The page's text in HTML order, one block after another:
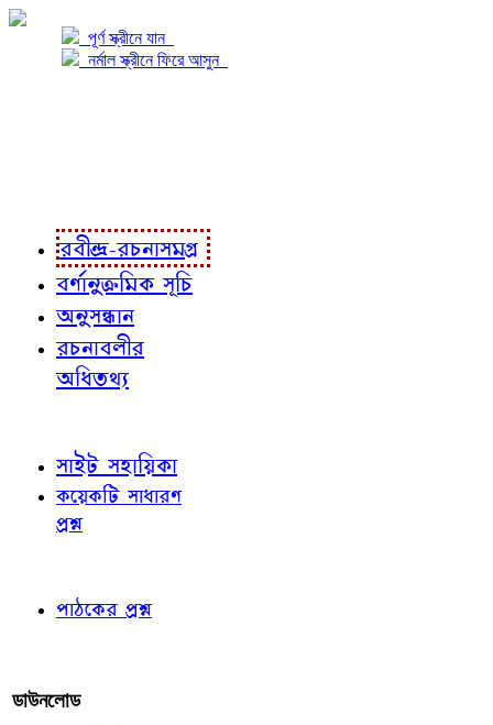
পূর্ণ স্ক্রীনে যান
নর্মাল স্ক্রীনে ফিরে আসুন
রবীন্দ্র-রচনাসমগ্র
বর্ণানুক্রমিক সূচি
অনুসন্ধান
রচনাবলীর
অধিতথ্য
সাইট সহায়িকা
কয়েকটি সাধারণ
প্রশ্ন
পাঠকের প্রশ্ন
ডাউনলোড